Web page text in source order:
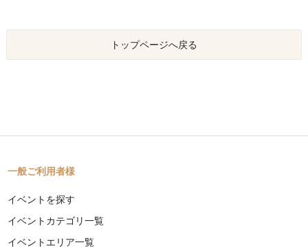
トップページへ戻る
一般ご利用者様
イベントを探す
イベントカテゴリ一覧
イベントエリア一覧